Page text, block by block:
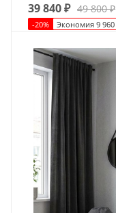
39 840₽ 49 800₽
-20% Экономия 9 960